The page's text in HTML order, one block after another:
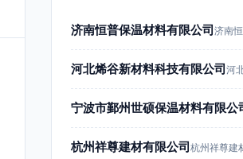
济南恒普保温材料有限公司
河北烯谷新材料科技有限公司
宁波市鄞州世硕保温材料有限公
杭州祥尊建材有限公司